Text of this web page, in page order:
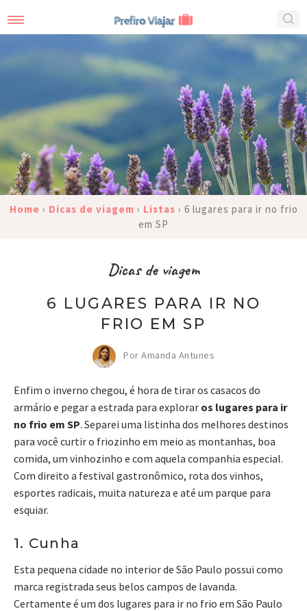
Home › Dicas de viagem › Listas › 6 lugares para ir no frio
em SP
Dicas de viagem
6 LUGARES PARA IR NO
FRIO EM SP
Por Amanda Antunes
Enfim o inverno chegou, é hora de tirar os casacos do
armário e pegar a estrada para explorar os lugares para ir
no frio em SP. Separei uma listinha dos melhores destinos
para você curtir o friozinho em meio as montanhas, boa
comida, um vinhozinho e com aquela companhia especial.
Com direito a festival gastronômico, rota dos vinhos,
esportes radicais, muita natureza e até um parque para
esquiar.
1. Cunha
Esta pequena cidade no interior de São Paulo possui como
marca registrada seus belos campos de lavanda.
Certamente é um dos lugares para ir no frio em São Paulo